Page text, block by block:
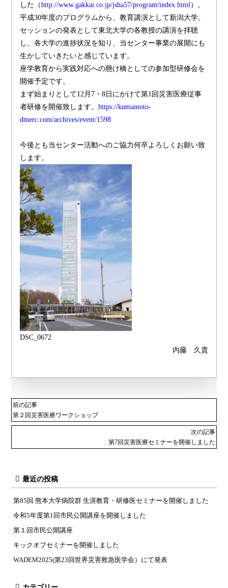
した（http://www.gakkai.co.jp/jsha57/program/index.html）。
平成30年度のプログラムから、教育講演として新潟大学、
セッションの発表として東北大学の各教授の講演を拝聴
し、各大学の進捗状況を知り、当センター事業の展開にも
生かしていきたいと感じています。
座学教育から実践対応への懸け橋としての参加型研修会を
開催予定です。
まず始まりとして12月7・8日にかけて第1回災害医療従事
者研修を開催致します。https://kumamoto-
dmerc.com/archives/event/1598
今後とも当センター活動へのご協力何卒よろしくお願い致
します。
DSC_0672
内藤 久貴
前の記事
第２回災害医療ワークショップ
次の記事
第7回災害医療セミナーを開催しました
最近の投稿
第85回 熊本大学病院群 生涯教育・研修医セミナーを開催しました
令和5年度第1回市民公開講座を開催しました
第１回市民公開講座
キックオフセミナーを開催しました
WADEM2025(第23回世界災害救急医学会）にて発表